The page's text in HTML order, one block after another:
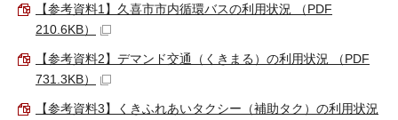
【参考資料1】久喜市市内循環バスの利用状況 （PDF
210.6KB）
【参考資料2】デマンド交通（くきまる）の利用状況 （PDF
731.3KB）
【参考資料3】くきふれあいタクシー（補助タク）の利用状況